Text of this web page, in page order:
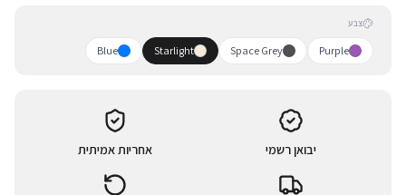
צבע
Purple
Space Grey
Starlight
Blue
יבואן רשמי אחריות אמיתית